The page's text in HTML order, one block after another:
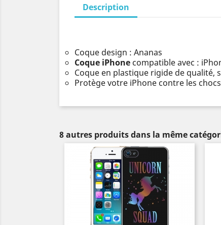
Description
Coque design : Ananas
Coque iPhone compatible avec :
Coque en plastique rigide de qualité,
Protège votre iPhone contre les
8 autres produits dans la même